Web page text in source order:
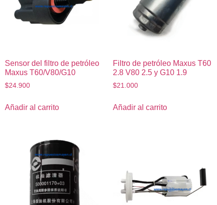
Sensor del filtro de petróleo
Maxus T60/V80/G10
$24.900
Añadir al carrito
Filtro de petróleo Maxus T60
2.8 V80 2.5 y G10 1.9
$21.000
Añadir al carrito